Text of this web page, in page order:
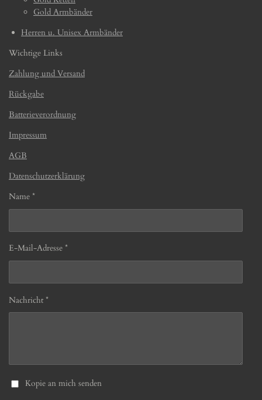
Gold Armbänder
Herren u. Unisex Armbänder
Wichtige Links
Zahlung und Versand
Rückgabe
Batterieverordnung
Impressum
AGB
Datenschutzerklärung
Name *
E-Mail-Adresse *
Nachricht *
Kopie an mich senden